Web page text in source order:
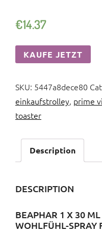
€14.37
KAUFE JETZT
SKU: 5447a8dece80
einkaufstrolley, prime
toaster
Description
DESCRIPTION
BEAPHAR 1 X 30
WOHLFÜHL-SPRAY